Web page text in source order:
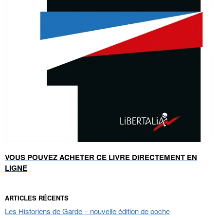
VOUS POUVEZ ACHETER CE LIVRE DIRECTEMENT EN
LIGNE
ARTICLES RÉCENTS
Les Historiens de Garde – nouvelle édition de poche